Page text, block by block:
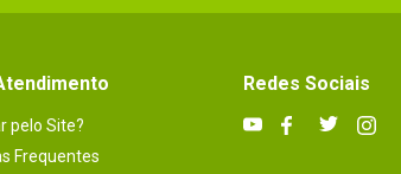
pelo Site?
Frequentes
Redes Sociais